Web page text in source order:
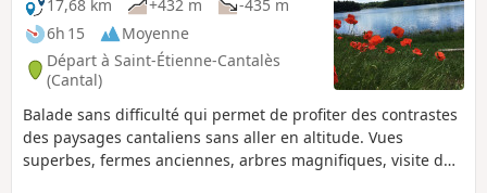
17,68 km +432 m
-435 m
6h 15
Moyenne
Départ à Saint-Étienne-Cantalès
(Cantal)
Balade sans difficulté qui permet de profiter des contrastes
des paysages cantaliens sans aller en altitude. Vues
superbes, fermes anciennes, arbres magnifiques, visite du